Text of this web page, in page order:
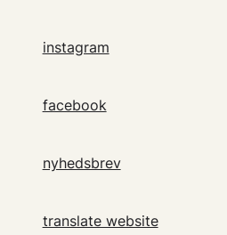
instagram
facebook
nyhedsbrev
translate website